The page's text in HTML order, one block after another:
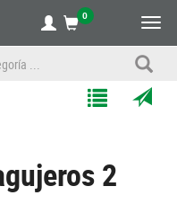
0
Listas
2